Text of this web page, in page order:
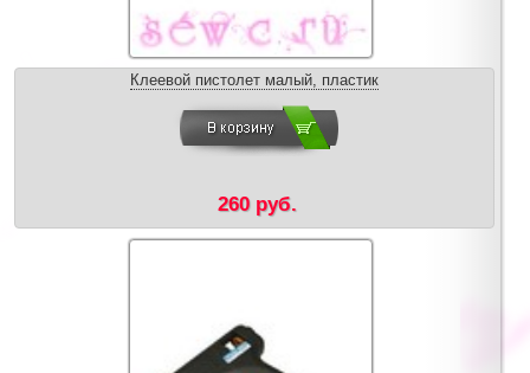
Клеевой пистолет малый, пластик
260 руб.